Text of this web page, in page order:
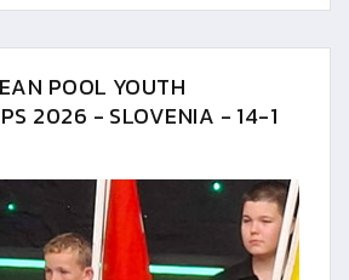
POOL YOUTH
2026 - SLOVENIA - 14-1